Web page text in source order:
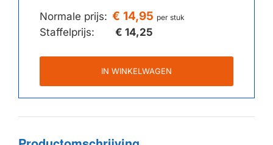
Normale prijs: € 14,95 per stuk
Staffelprijs: € 14,25
IN WINKELWAGEN